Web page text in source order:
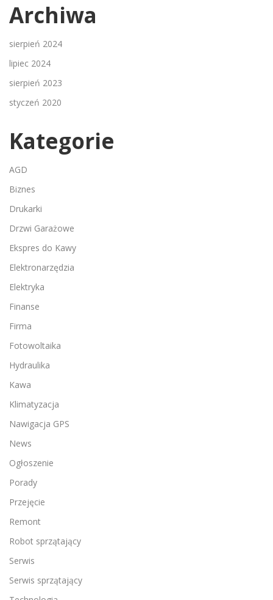
Archiwa
sierpień 2024
lipiec 2024
sierpień 2023
styczeń 2020
Kategorie
AGD
Biznes
Drukarki
Drzwi Garażowe
Ekspres do Kawy
Elektronarzędzia
Elektryka
Finanse
Firma
Fotowoltaika
Hydraulika
Kawa
Klimatyzacja
Nawigacja GPS
News
Ogłoszenie
Porady
Przejęcie
Remont
Robot sprzątający
Serwis
Serwis sprzątający